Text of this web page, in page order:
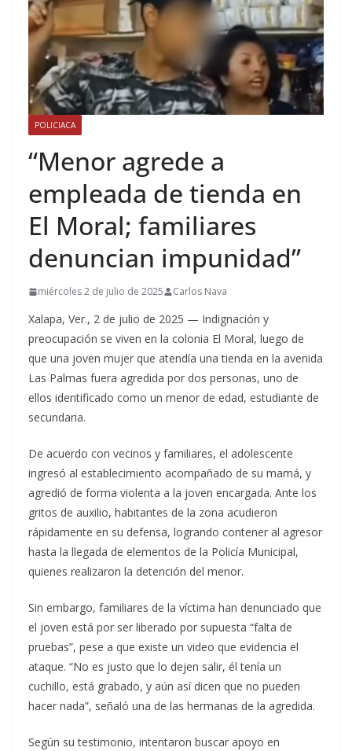
POLICIACA
“Menor agrede a
empleada de tienda en
El Moral; familiares
denuncian impunidad”
miércoles 2 de julio de 2025 Carlos Nava
Xalapa, Ver., 2 de julio de 2025 — Indignación y
preocupación se viven en la colonia El Moral, luego de
que una joven mujer que atendía una tienda en la avenida
Las Palmas fuera agredida por dos personas, uno de
ellos identificado como un menor de edad, estudiante de
secundaria.
De acuerdo con vecinos y familiares, el adolescente
ingresó al establecimiento acompañado de su mamá, y
agredió de forma violenta a la joven encargada. Ante los
gritos de auxilio, habitantes de la zona acudieron
rápidamente en su defensa, logrando contener al agresor
hasta la llegada de elementos de la Policía Municipal,
quienes realizaron la detención del menor.
Sin embargo, familiares de la víctima han denunciado que
el joven está por ser liberado por supuesta “falta de
pruebas”, pese a que existe un video que evidencia el
ataque. “No es justo que lo dejen salir, él tenía un
cuchillo, está grabado, y aún así dicen que no pueden
hacer nada”, señaló una de las hermanas de la agredida.
Según su testimonio, intentaron buscar apoyo en